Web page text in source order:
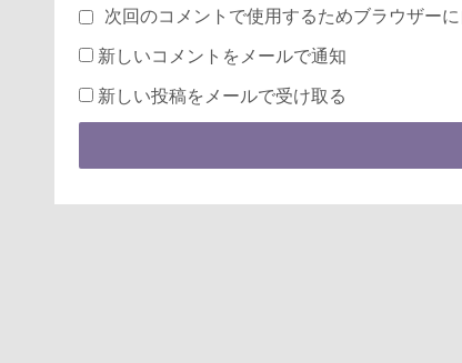
次回のコメントで使用するためブラウザー
新しいコメントをメールで通知
新しい投稿をメールで受け取る